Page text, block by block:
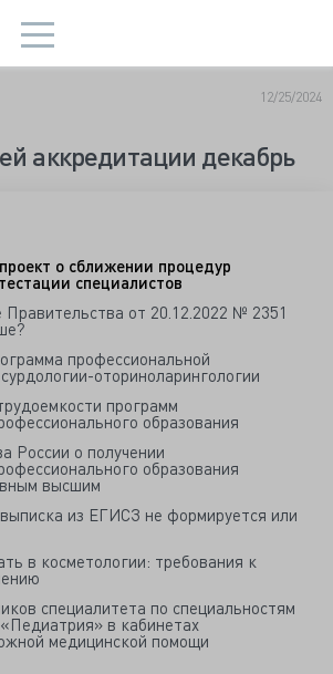
12/25/2024
аккредитации декабрь
о сближении процедур
специалистов
от 20.12.2022 № 2351
профессиональной
оториноларингологии
программ
образования
России о получении
образования
высшим
из ЕГИСЗ не формируется или
в косметологии: требования к
специалитета по специальностям
в кабинетах
медицинской помощи